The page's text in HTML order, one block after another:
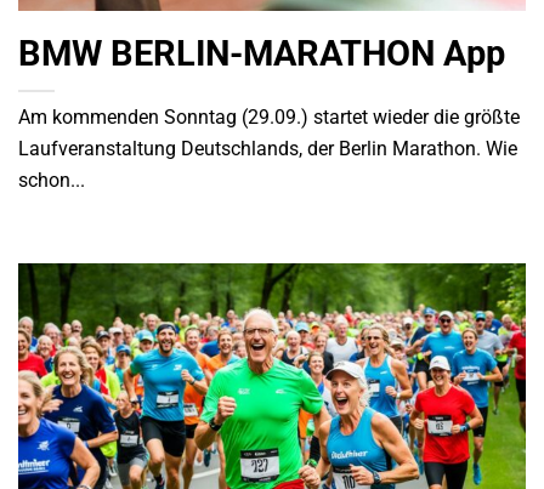
BMW BERLIN-MARATHON App
Am kommenden Sonntag (29.09.) startet wieder die größte
Laufveranstaltung Deutschlands, der Berlin Marathon. Wie
schon...